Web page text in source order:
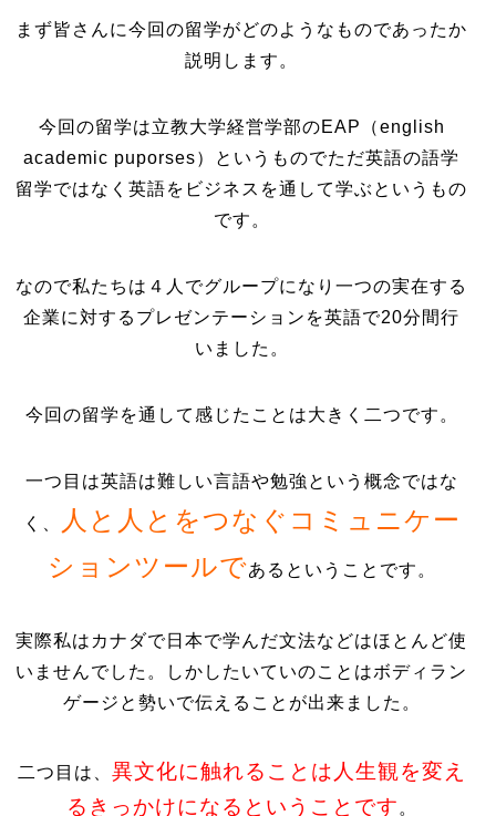
まず皆さんに今回の留学がどのようなものであったか
説明します。
今回の留学は立教大学経営学部のEAP（english
academic puporses）というものでただ英語の語学
留学ではなく英語をビジネスを通して学ぶというもの
です。
なので私たちは４人でグループになり一つの実在する
企業に対するプレゼンテーションを英語で20分間行
いました。
今回の留学を通して感じたことは大きく二つです。
一つ目は英語は難しい言語や勉強という概念ではな
く、
人と人とをつなぐコミュニケー
ションツールであるということです。
実際私はカナダで日本で学んだ文法などはほとんど使
いませんでした。しかしたいていのことはボディラン
ゲージと勢いで伝えることが出来ました。
二つ目は、 異文化に触れることは人生観を変え
るきっかけになるということです 。